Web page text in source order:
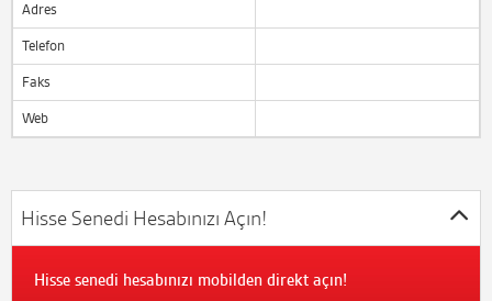
Adres
Telefon
Faks
Web
Hisse Senedi Hesabınızı Açın!
Hisse senedi hesabınızı mobilden direkt açın!